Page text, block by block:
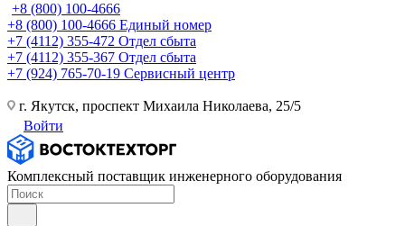
+8 (800) 100-4666
+8 (800) 100-4666 Единый номер
+7 (4112) 355-472 Отдел сбыта
+7 (4112) 355-367 Отдел сбыта
+7 (924) 765-70-19 Сервисный центр
г. Якутск, проспект Михаила Николаева, 25/5
Войти
Комплексный поставщик инженерного оборудования